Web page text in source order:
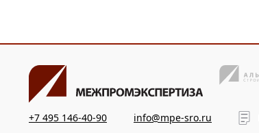
+7 495 146-40-90 info@mpe-sro.ru